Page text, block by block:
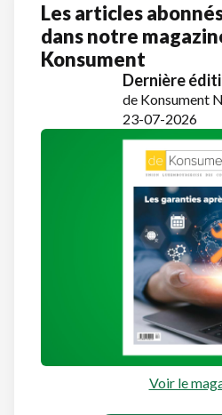
Les articles
dans notre
Konsument
Dernière
de Konsument
23-07-2026
Voir le